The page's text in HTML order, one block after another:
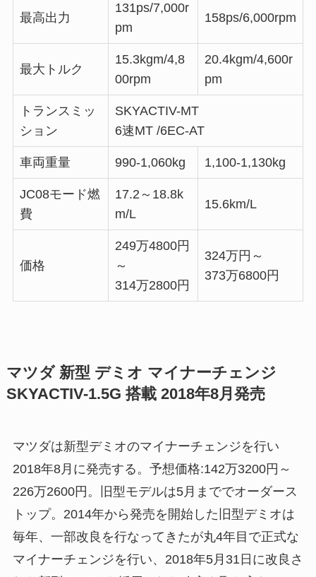
最高出力
131ps/7,000r
pm
158ps/6,000rpm
最大トルク
15.3kgm/4,8
00rpm
20.4kgm/4,600r
pm
トランスミッ
ション
SKYACTIV-MT
6速MT /6EC-AT
車両重量 990-1,060kg 1,100-1,130kg
JC08モード燃
費
17.2～18.8k
m/L
15.6km/L
価格
249万4800円
～
314万2800円
324万円～
373万6800円
マツダ 新型 デミオ マイナーチェンジ
SKYACTIV-1.5G 搭載 2018年8月発売
マツダは新型デミオのマイナーチェンジを行い
2018年8月に発売する。予想価格:142万3200円～
226万2600円。旧型モデルは5月まででオーダース
トップ。2014年から発売を開始した旧型デミオは
毎年、一部改良を行なってきたが丸4年目で正式な
マイナーチェンジを行い、2018年5月31日に改良さ